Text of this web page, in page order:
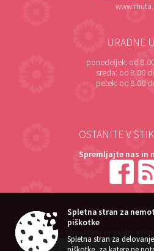
URADNE
ponedeljek: od
sreda: od 8.00
petek: od 8.00
OSTANITE V
Spremljajte nas in
NAROČITE SE NA
Želite ostati obveščeni in podpreti
Spletna stran za
piškotke
Spletna stran za